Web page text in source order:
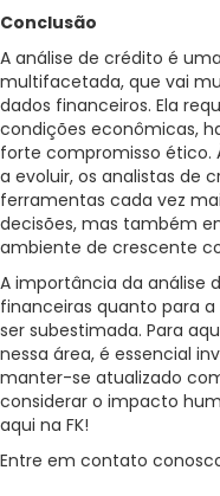
Conclusão
A análise de crédito é
multifacetada, que vai
dados financeiros. Ela
condições econômicas,
forte compromisso ético.
a evoluir, os analistas de
ferramentas cada vez
decisões, mas também
ambiente de crescente
A importância da análise
financeiras quanto para
ser subestimada. Para
nessa área, é essencial
manter-se atualizado
considerar o impacto
aqui na FK!
Entre em contato